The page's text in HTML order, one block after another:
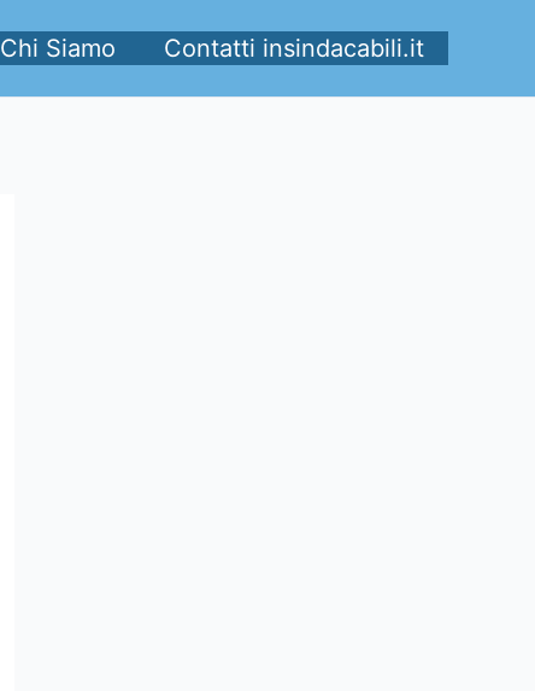
Chi Siamo Contatti insindacabili.it